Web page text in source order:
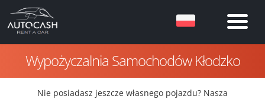
Wypożyczalnia Samochodów Kłodzko
Nie posiadasz jeszcze własnego pojazdu? Nasza